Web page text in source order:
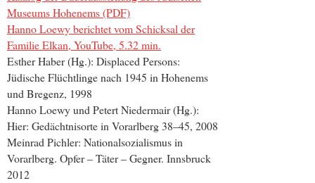
Museums Hohenems (PDF)
Hanno Loewy berichtet vom Schicksal der
Familie Elkan, YouTube, 5.32 min.
Esther Haber (Hg.): Displaced Persons:
Jüdische Flüchtlinge nach 1945 in Hohenems
und Bregenz, 1998
Hanno Loewy und Petert Niedermair (Hg.):
Hier: Gedächtnisorte in Vorarlberg 38–45, 2008
Meinrad Pichler: Nationalsozialismus in
Vorarlberg. Opfer – Täter – Gegner. Innsbruck
2012